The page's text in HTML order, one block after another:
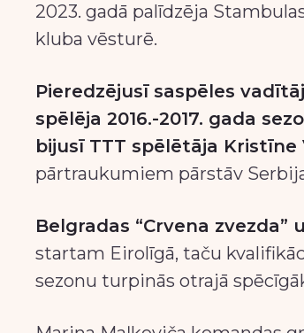
2023. gadā palīdzēja
kluba vēsturē.
Pieredzējusī saspēles
spēlēja 2016.-2017. gada
bijusī TTT spēlētāja Kristīne
pārtraukumiem pārstāv
Belgradas “Crvena
startam Eirolīgā, taču
sezonu turpinās otrajā